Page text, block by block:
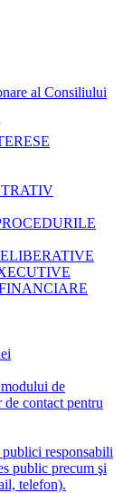
al Consiliului
de
de contact pentru
responsabili
public precum şi
telefon).